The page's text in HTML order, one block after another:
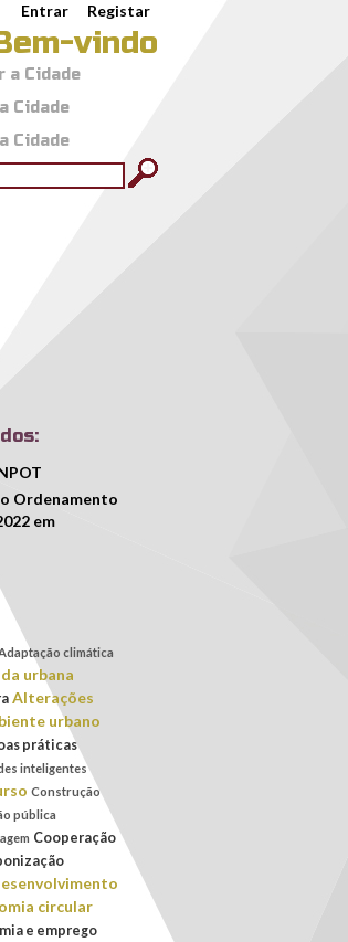
Entrar Registar
vindo
a Cidade
Cidade
Cidade
Ordenamento
em
climática
urbana
Alterações
urbano
práticas
inteligentes
Construção
pública
Cooperação
circular
e emprego